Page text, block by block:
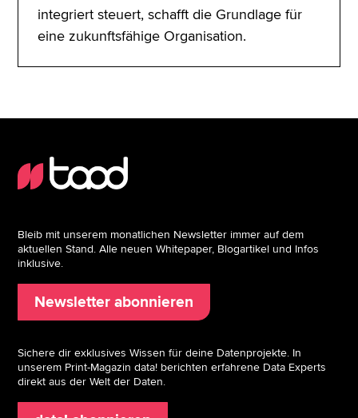
integriert steuert, schafft die Grundlage für
eine zukunftsfähige Organisation.
Bleib mit unserem monatlichen Newsletter immer auf dem
aktuellen Stand. Alle neuen Whitepaper, Blogartikel und Infos
inklusive.
Newsletter abonnieren
Sichere dir exklusives Wissen für deine Datenprojekte. In
unserem Print-Magazin data! berichten erfahrene Data Experts
direkt aus der Welt der Daten.